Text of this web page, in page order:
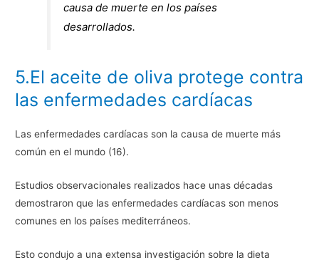
causa de muerte en los países
desarrollados.
5.El aceite de oliva protege contra
las enfermedades cardíacas
Las enfermedades cardíacas son la causa de muerte más
común en el mundo (16).
Estudios observacionales realizados hace unas décadas
demostraron que las enfermedades cardíacas son menos
comunes en los países mediterráneos.
Esto condujo a una extensa investigación sobre la dieta